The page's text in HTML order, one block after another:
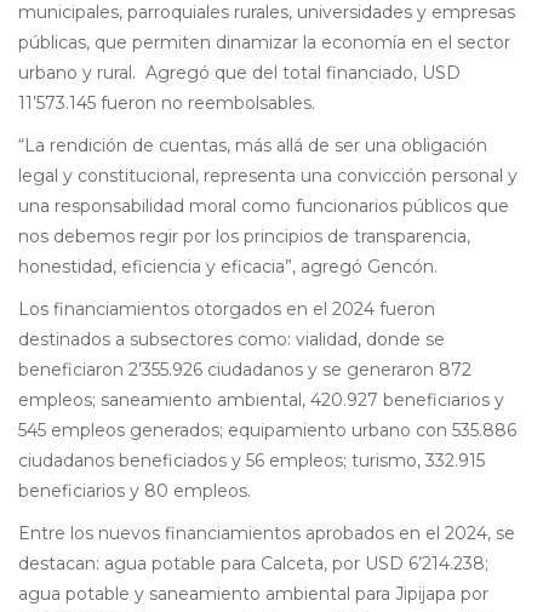
municipales, parroquiales rurales, universidades y empresas
públicas, que permiten dinamizar la economía en el sector
urbano y rural. Agregó que del total financiado, USD
11’573.145 fueron no reembolsables.
“La rendición de cuentas, más allá de ser una obligación
legal y constitucional, representa una convicción personal y
una responsabilidad moral como funcionarios públicos que
nos debemos regir por los principios de transparencia,
honestidad, eficiencia y eficacia”, agregó Gencón.
Los financiamientos otorgados en el 2024 fueron
destinados a subsectores como: vialidad, donde se
beneficiaron 2’355.926 ciudadanos y se generaron 872
empleos; saneamiento ambiental, 420.927 beneficiarios y
545 empleos generados; equipamiento urbano con 535.886
ciudadanos beneficiados y 56 empleos; turismo, 332.915
beneficiarios y 80 empleos.
Entre los nuevos financiamientos aprobados en el 2024, se
destacan: agua potable para Calceta, por USD 6’214.238;
agua potable y saneamiento ambiental para Jipijapa por